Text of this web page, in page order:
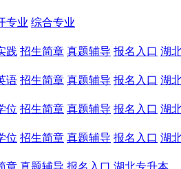
专业 综合专业
践 招生简章 真题辅导 报名入口 湖
语 招生简章 真题辅导 报名入口 湖
位 招生简章 真题辅导 报名入口 湖
位 招生简章 真题辅导 报名入口 湖
章 真题辅导 报名入口 湖北专升本